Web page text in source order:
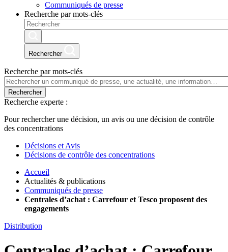
Communiqués de presse
Recherche par mots-clés
Rechercher
Recherche par mots-clés
Rechercher
Recherche experte :
Pour rechercher une décision, un avis ou une décision de contrôle
des concentrations
Décisions et Avis
Décisions de contrôle des concentrations
Accueil
Actualités & publications
Communiqués de presse
Centrales d’achat : Carrefour et Tesco proposent des
engagements
Distribution